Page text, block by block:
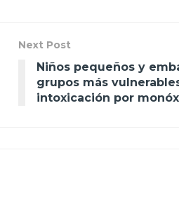
Next Post
Niños pequeños y
grupos más
intoxicación por